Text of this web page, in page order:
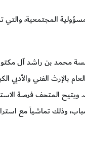
المجتمعية، والتي
محمد بن راشد آل مكتوم
الفني والأدبي
المتحف فرصة
وذلك تماشياً مع